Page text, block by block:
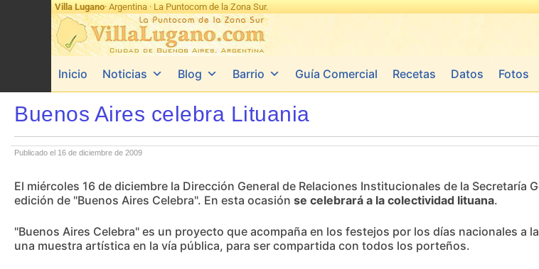
Villa Lugano· Argentina · La Puntocom de la Zona Sur.
Inicio Noticias Blog Barrio Guía Comercial Recetas Datos Fotos
Buenos Aires celebra Lituania
Publicado el 16 de diciembre de 2009
El miércoles 16 de diciembre la Dirección General de Relaciones Institucionales de la Secretaría
edición de "Buenos Aires Celebra". En esta ocasión se celebrará a la colectividad lituana.
"Buenos Aires Celebra" es un proyecto que acompaña en los festejos por los días nacionales a
una muestra artística en la vía pública, para ser compartida con todos los porteños.